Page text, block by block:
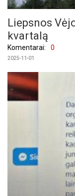
Liepsnos
kvartalą
Komentarai: 0
2025-11-01